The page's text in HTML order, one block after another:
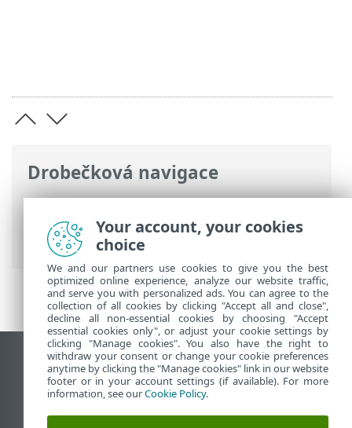
Drobečková navigace
ESET Online nápověda>ESET Endpoint
Security >Rozšířená nastavení>
Uživatelské rozhraní
> ESET CMD
Zobrazit verzi pro počítač
End of Life
ESET Databáze znalostí
ESET Forum
Your account, your cookies
choice
We and our partners use cookies to give you the best
optimized online experience, analyze our website traffic,
and serve you with personalized ads. You can agree to the
collection of all cookies by clicking "Accept all and close",
decline all non-essential cookies by choosing "Accept
essential cookies only", or adjust your cookie settings by
clicking "Manage cookies". You also have the right to
withdraw your consent or change your cookie preferences
anytime by clicking the "Manage cookies" link in our website
footer or in your account settings (if available). For more
information, see ourCookie Policy.